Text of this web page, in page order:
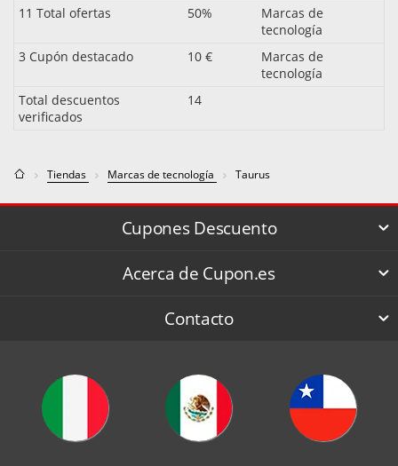
11 Total ofertas
50%
Marcas de
tecnología
3 Cupón destacado
10 €
Marcas de
tecnología
Total descuentos
verificados
14
Tiendas Marcas de tecnología Taurus
Cupones Descuento
Acerca de Cupon.es
Contacto